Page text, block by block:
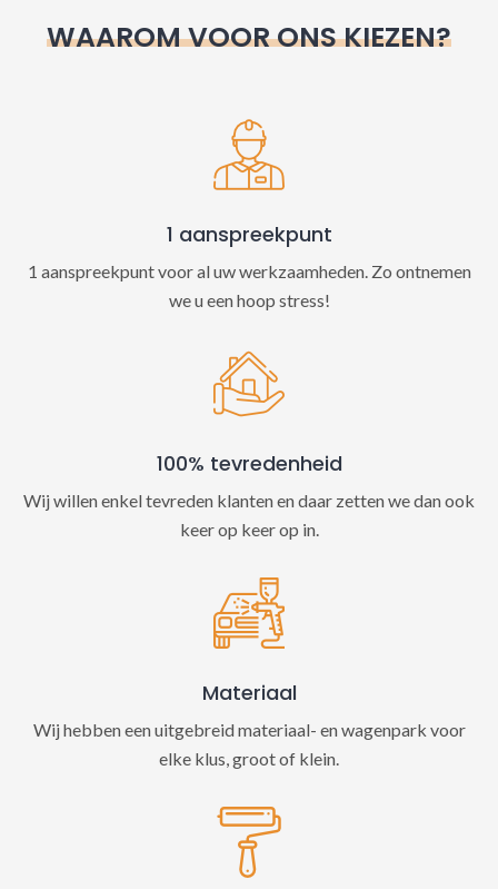
WAAROM VOOR ONS KIEZEN?
1 aanspreekpunt
1 aanspreekpunt voor al uw werkzaamheden. Zo ontnemen
we u een hoop stress!
100% tevredenheid
Wij willen enkel tevreden klanten en daar zetten we dan ook
keer op keer op in.
Materiaal
Wij hebben een uitgebreid materiaal- en wagenpark voor
elke klus, groot of klein.